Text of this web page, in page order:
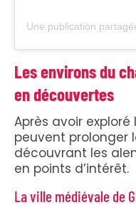
Les environs du
en découvertes
Après avoir
peuvent prolonger
découvrant les
en points d’intérêt.
La ville médiévale de